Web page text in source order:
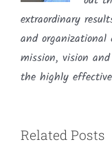
extraordinary
and organizational
mission, vision
the highly
Related Posts